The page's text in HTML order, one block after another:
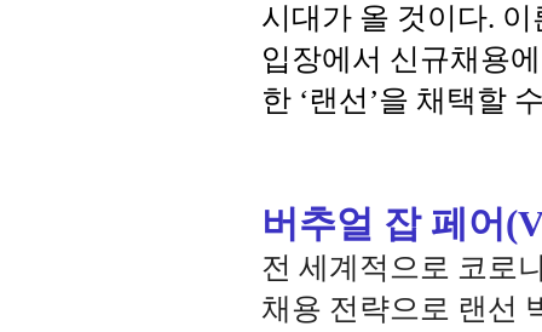
시대가 올 것이다. 이
입장에서 신규채용
한 ‘랜선’을 채택할
버추얼 잡 페어
전 세계적으로 코로
채용 전략으로 랜선